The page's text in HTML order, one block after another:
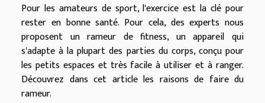
Pour les amateurs de sport, l'exercice est la clé pour
rester en bonne santé. Pour cela, des experts nous
proposent un rameur de fitness, un appareil qui
s'adapte à la plupart des parties du corps, conçu pour
les petits espaces et très facile à utiliser et à ranger.
Découvrez dans cet article les raisons de faire du
rameur.